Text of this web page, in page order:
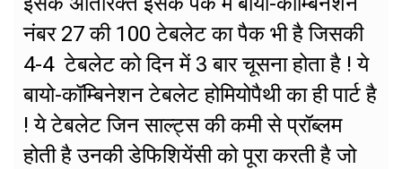
नंबर 27 की 100 टेबलेट का पैक भी है जिसकी
4-4 टेबलेट को दिन में 3 बार चूसना होता है ! ये
बायो-कॉम्बिनेशन टेबलेट होमियोपैथी का ही पार्ट है
! ये टेबलेट जिन साल्ट्स की कमी से प्रॉब्लम
होती है उनकी डेफिशियेंसी को पूरा करती है जो